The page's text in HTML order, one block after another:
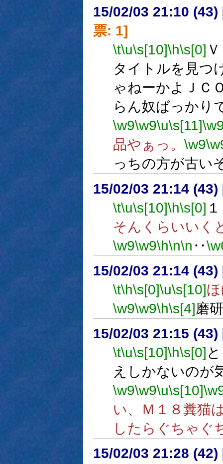
15/02/03 21:10 (43)
票: 1]
\t\u\s[10]\h\s[0]
タイトルを見つ
ゃねーかよＪＣ
らん奴ばっかり
\w9\w9\u\s[11]
品やぁっ。 \w9
っちの方が古い
15/02/03 21:14 (43)
\t\u\s[10]\h\s[0]
そんくらいいく
\w9\w9\h\n\n ‥
15/02/03 21:14 (43)
\t\h\s[0]\u\s[10]
\w9\w9\h\s[4]磨
15/02/03 21:15 (43)
\t\u\s[10]\h\s[0]
えしかないのが
\w9\w9\u\s[10]
い、Ｍ１８糞猫
したらぐちゃぐ
15/02/03 21:28 (42)